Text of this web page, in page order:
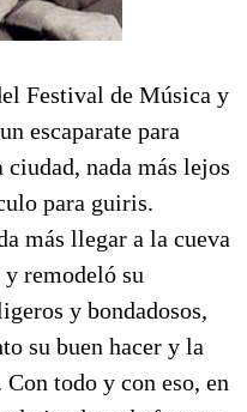
Festival de Música y
escaparate para
nada más lejos
para guiris.
más llegar a la cueva
remodeló su
y bondadosos,
su buen hacer y la
todo y con eso, en